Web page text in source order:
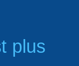
plus